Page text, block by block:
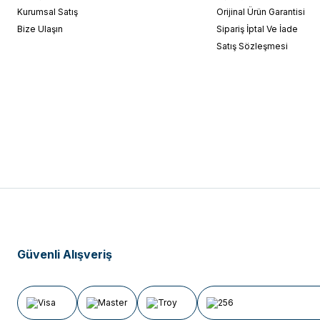
Kurumsal Satış
Bize Ulaşın
Orijinal Ürün Garantisi
Sipariş İptal Ve İade
Satış Sözleşmesi
Güvenli Alışveriş